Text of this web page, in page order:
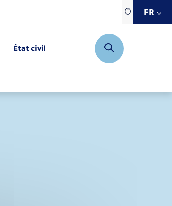
Traduction
siteFR
État civil